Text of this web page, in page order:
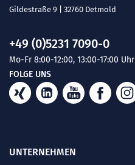
Gildestraße 9 | 32760 Detmold
+49 (0)5231 7090-0
Mo-Fr 8:00-12:00, 13:00-17:00 Uhr
FOLGE UNS
UNTERNEHMEN